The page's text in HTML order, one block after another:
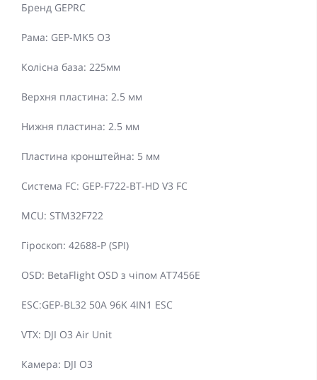
Бренд GEPRC
Рама: GEP-MK5 O3
Колісна база: 225мм
Верхня пластина: 2.5 мм
Нижня пластина: 2.5 мм
Пластина кронштейна: 5 мм
Система FC: GEP-F722-BT-HD V3 FC
MCU: STM32F722
Гіроскоп: 42688-P (SPI)
OSD: BetaFlight OSD з чіпом AT7456E
ESC:GEP-BL32 50A 96K 4IN1 ESC
VTX: DJI O3 Air Unit
Камера: DJI O3